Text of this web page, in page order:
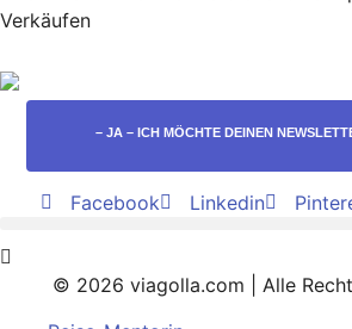
Verkäufen
– JA – ICH MÖCHTE DEINEN
Facebook Linkedin
© 2026 viagolla.com | Alle